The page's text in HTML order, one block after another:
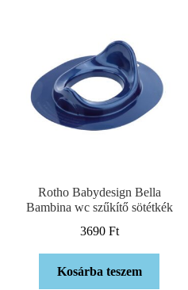
Rotho Babydesign Bella
Bambina wc szűkítő sötétkék
3690 Ft
Kosárba teszem